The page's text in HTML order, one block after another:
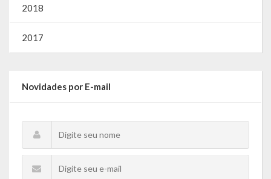
2018
2017
Novidades por E-mail